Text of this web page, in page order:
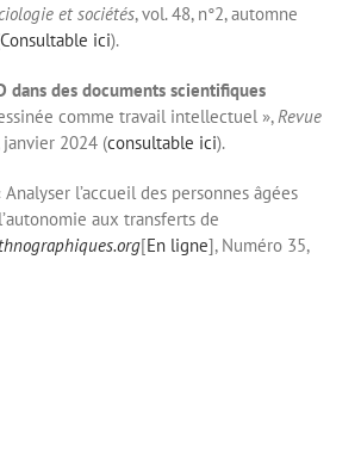
et sociétés, vol. 48, n°2, automne
Consultable ici).
dans des documents scientifiques
comme travail intellectuel », Revue
janvier 2024 (consultable ici).
Analyser l’accueil des personnes âgées
autonomie aux transferts de
ues.org[En ligne], Numéro 35,